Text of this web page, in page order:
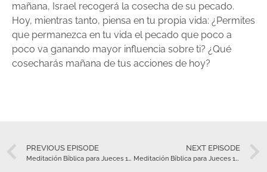
mañana, Israel recogerá la cosecha de su pecado.
Hoy, mientras tanto, piensa en tu propia vida: ¿Permites
que permanezca en tu vida el pecado que poco a
poco va ganando mayor influencia sobre ti? ¿Qué
cosecharás mañana de tus acciones de hoy?
PREVIOUS EPISODE
Meditación Bíblica para Jueces 17 – Agosto 3
NEXT EPISODE
Meditación Bíblica para Jueces 19 – Agosto 5